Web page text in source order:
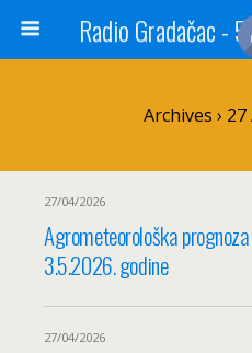
Archives ›
27/04/2026
Agrometeorološka
3.5.2026. godine
27/04/2026